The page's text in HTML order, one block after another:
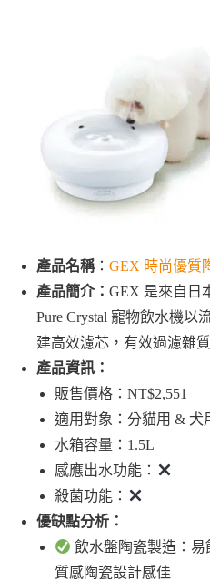
產品名稱： GEX 時尚優質
產品簡介： GEX 是來自日
Pure Crystal 寵物飲水機以
建高效濾芯，有效過濾雜
產品資訊：
販售價格：NT$2,551
適用對象：分貓用 & 犬
水箱容量：1.5L
感應出水功能：
殺菌功能：
優缺點分析：
飲水盤陶瓷製造：
質感陶瓷設計感佳